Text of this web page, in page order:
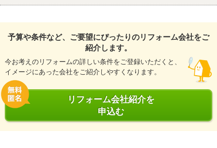
予算や条件など、ご要望にぴったりのリフォーム会社をご
紹介します。
今お考えのリフォームの詳しい条件をご登録いただくと、
イメージにあった会社をご紹介しやすくなります。
リフォーム会社紹介を
申込む